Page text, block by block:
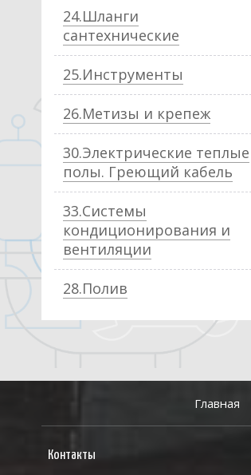
24.Шланги
сантехнические
25.Инструменты
26.Метизы и крепеж
30.Электрические теплые
полы. Греющий кабель
33.Системы
кондиционирования и
вентиляции
28.Полив
Главная
Контакты